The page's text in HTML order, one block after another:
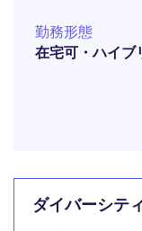
勤務形態
在宅可・ハイブ
ダイバーシテ